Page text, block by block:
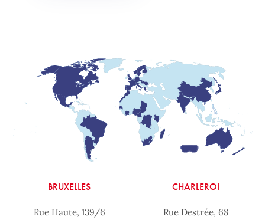
BRUXELLES
Rue Haute, 139/6
CHARLEROI
Rue Destrée, 68